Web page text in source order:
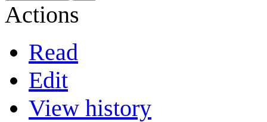
Actions
Read
Edit
View history